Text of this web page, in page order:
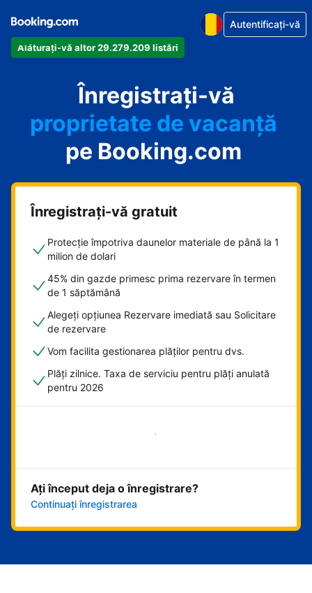
Alăturați-vă altor 29.279.209 listări
Autentificați-vă
Înregistrați-vă
apartamentul
hotelul
proprietate de vacanță
pensiunea
B&B-ul
pe Booking.com
Înregistrați-vă gratuit
Protecție împotriva daunelor materiale de până la 1
milion de dolari
45% din gazde primesc prima rezervare în termen
de 1 săptămână
Alegeți opțiunea Rezervare imediată sau Solicitare
de rezervare
Vom facilita gestionarea plăților pentru dvs.
Plăți zilnice. Taxa de serviciu pentru plăți anulată
pentru 2026
Începeți acum
Ați început deja o înregistrare?
Continuați înregistrarea